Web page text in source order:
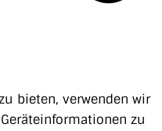
bieten, verwenden wir
zu